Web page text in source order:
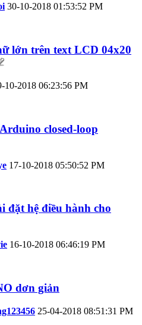
30-10-2018 01:53:52 PM
lớn trên text LCD 04x20
10-2018 06:23:56 PM
closed-loop
17-10-2018 05:50:52 PM
đặt hệ điều hành cho
16-10-2018 06:46:19 PM
dơn giản
25-04-2018 08:51:31 PM